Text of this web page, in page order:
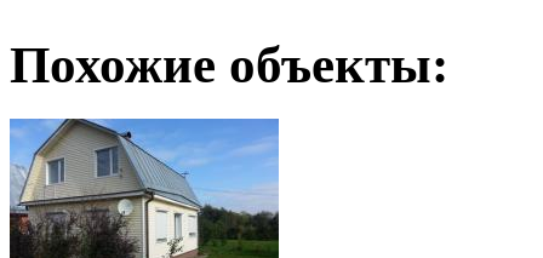
Похожие объекты: